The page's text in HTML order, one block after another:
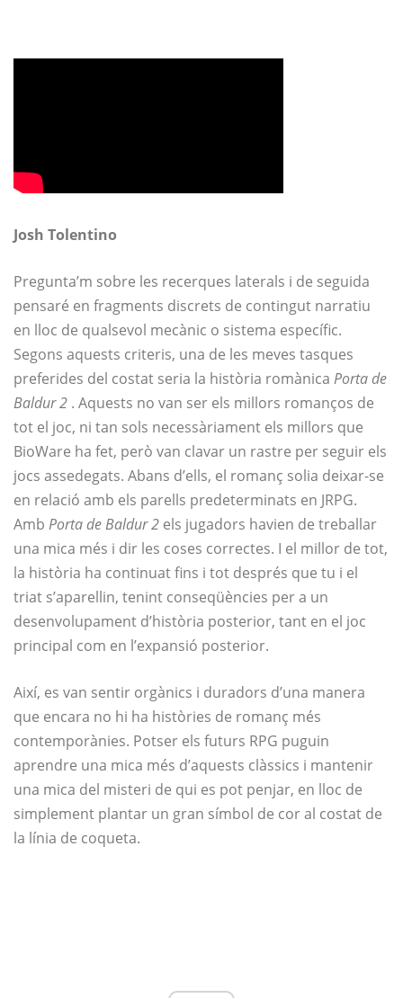
Josh Tolentino
Pregunta’m sobre les recerques laterals i de seguida
pensaré en fragments discrets de contingut narratiu
en lloc de qualsevol mecànic o sistema específic.
Segons aquests criteris, una de les meves tasques
preferides del costat seria la història romànica Porta de
Baldur 2 . Aquests no van ser els millors romanços de
tot el joc, ni tan sols necessàriament els millors que
BioWare ha fet, però van clavar un rastre per seguir els
jocs assedegats. Abans d’ells, el romanç solia deixar-se
en relació amb els parells predeterminats en JRPG.
Amb Porta de Baldur 2 els jugadors havien de treballar
una mica més i dir les coses correctes. I el millor de tot,
la història ha continuat fins i tot després que tu i el
triat s’aparellin, tenint conseqüències per a un
desenvolupament d’història posterior, tant en el joc
principal com en l’expansió posterior.
Així, es van sentir orgànics i duradors d’una manera
que encara no hi ha històries de romanç més
contemporànies. Potser els futurs RPG puguin
aprendre una mica més d’aquests clàssics i mantenir
una mica del misteri de qui es pot penjar, en lloc de
simplement plantar un gran símbol de cor al costat de
la línia de coqueta.